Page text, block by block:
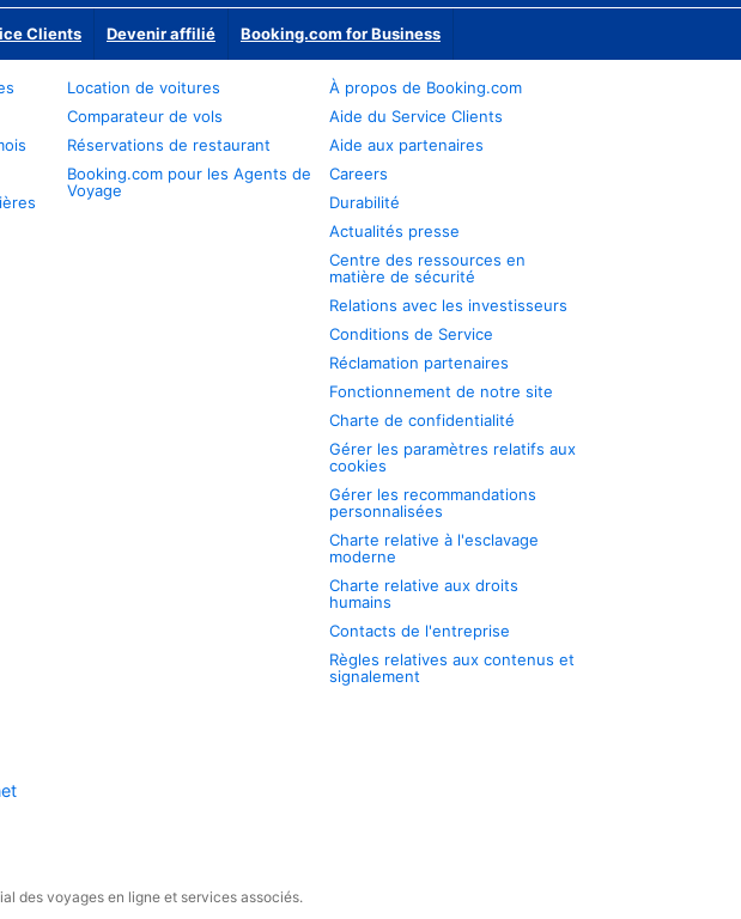
Clients Devenir affilié Booking.com for Business
Location de voitures
Comparateur de vols
Réservations de restaurant
Booking.com pour les Agents de
Voyage
À propos de Booking.com
Aide du Service Clients
Aide aux partenaires
Careers
Durabilité
Actualités presse
Centre des ressources en
matière de sécurité
Relations avec les investisseurs
Conditions de Service
Réclamation partenaires
Fonctionnement de notre site
Charte de confidentialité
Gérer les paramètres relatifs aux
cookies
Gérer les recommandations
personnalisées
Charte relative à l'esclavage
moderne
Charte relative aux droits
humains
Contacts de l'entreprise
Règles relatives aux contenus et
signalement
des voyages en ligne et services associés.